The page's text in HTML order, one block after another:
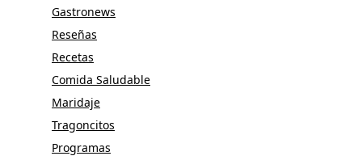
Gastronews
Reseñas
Recetas
Comida Saludable
Maridaje
Tragoncitos
Programas